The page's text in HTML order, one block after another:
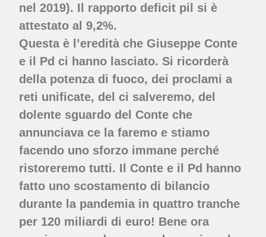
nel 2019). Il rapporto deficit pil si è
attestato al 9,2%.
Questa è l’eredità che Giuseppe Conte
e il Pd ci hanno lasciato. Si ricorderà
della potenza di fuoco, dei proclami a
reti unificate, del ci salveremo, del
dolente sguardo del Conte che
annunciava ce la faremo e stiamo
facendo uno sforzo immane perché
ristoreremo tutti. Il Conte e il Pd hanno
fatto uno scostamento di bilancio
durante la pandemia in quattro tranche
per 120 miliardi di euro! Bene ora